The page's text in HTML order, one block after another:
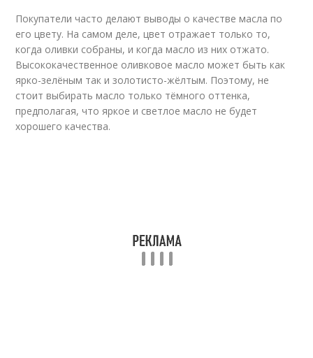
Покупатели часто делают выводы о качестве масла по
его цвету. На самом деле, цвет отражает только то,
когда оливки собраны, и когда масло из них отжато.
Высококачественное оливковое масло может быть как
ярко-зелёным так и золотисто-жёлтым. Поэтому, не
стоит выбирать масло только тёмного оттенка,
предполагая, что яркое и светлое масло не будет
хорошего качества.